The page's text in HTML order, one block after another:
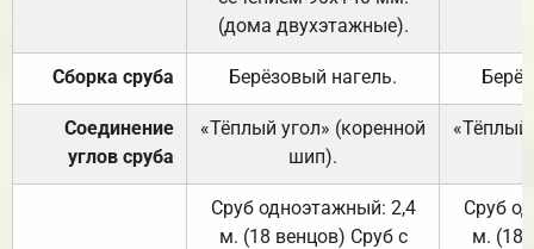
(дома двухэтажные).
Сборка сруба Берёзовый нагель.
Соединение
углов сруба
«Тёплый угол» (коренной
шип).
«Тёплый
Сруб одноэтажный: 2,4
м. (18 венцов) Сруб с
Сруб
м. (18